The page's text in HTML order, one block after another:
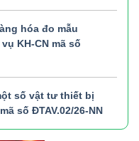
hóa đo mẫu
KH-CN mã số
số vật tư thiết bị
số ĐTAV.02/26-NN